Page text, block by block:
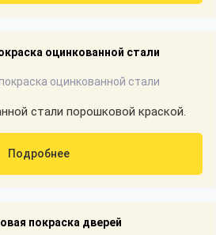
оцинкованной стали
стали порошковой краской.
Подробнее
покраска дверей